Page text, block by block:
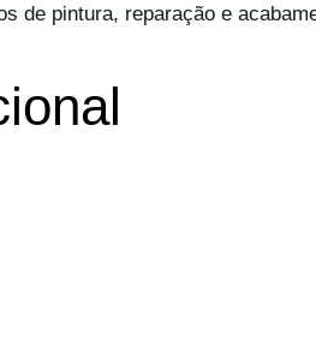
de pintura, reparação e